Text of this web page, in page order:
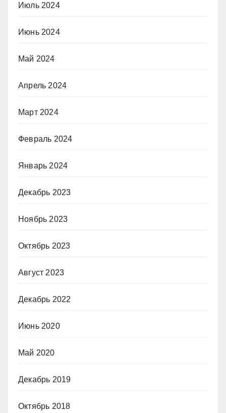
Июль 2024
Июнь 2024
Май 2024
Апрель 2024
Март 2024
Февраль 2024
Январь 2024
Декабрь 2023
Ноябрь 2023
Октябрь 2023
Август 2023
Декабрь 2022
Июнь 2020
Май 2020
Декабрь 2019
Октябрь 2018